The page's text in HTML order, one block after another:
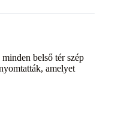
belső tér szép
amelyet